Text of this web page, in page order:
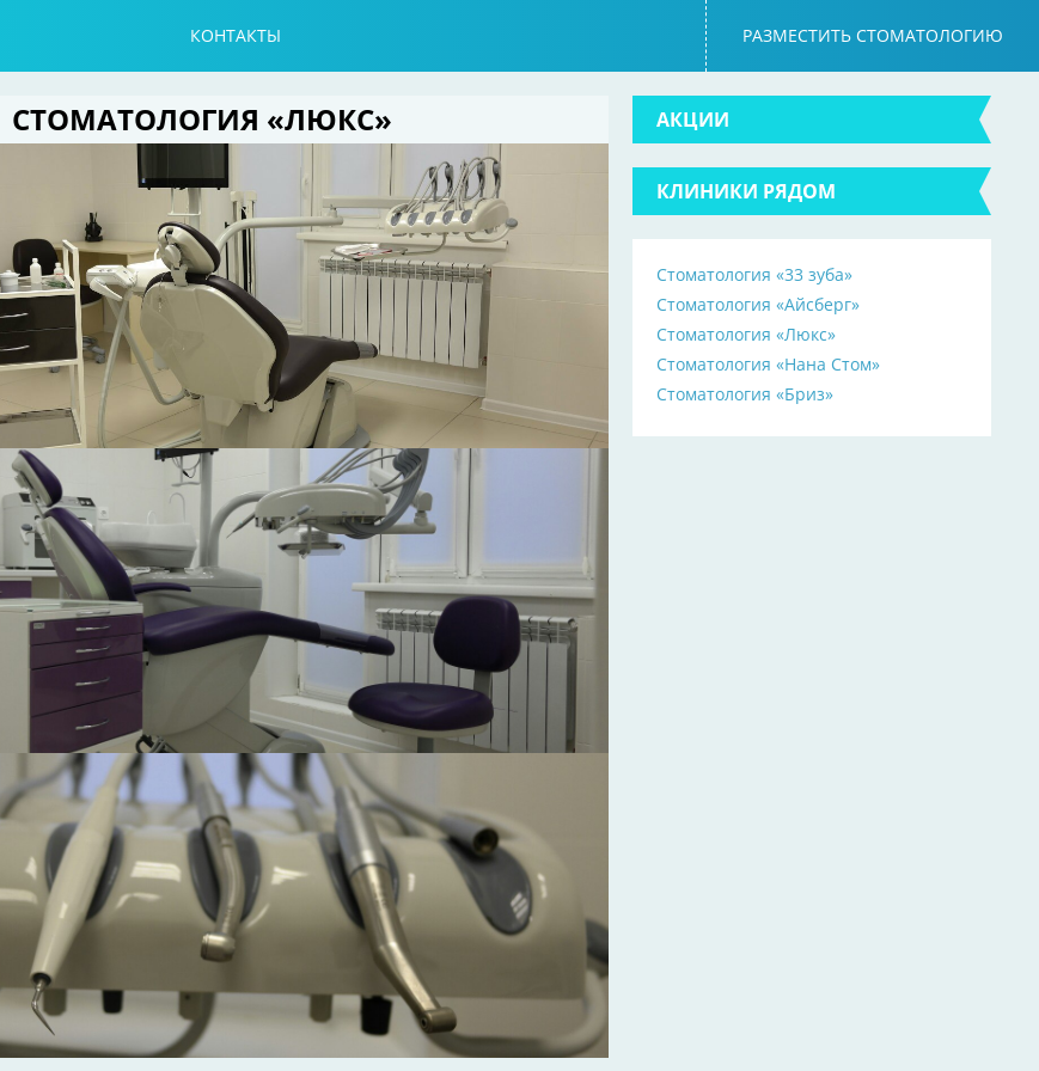
РАЗМЕСТИТЬ СТОМАТОЛОГИЮ
КОНТАКТЫ
СТОМАТОЛОГИЯ «ЛЮКС» АКЦИИ
КЛИНИКИ РЯДОМ
Стоматология «33 зуба»
Стоматология «Айсберг»
Стоматология «Люкс»
Стоматология «Нана Стом»
Стоматология «Бриз»